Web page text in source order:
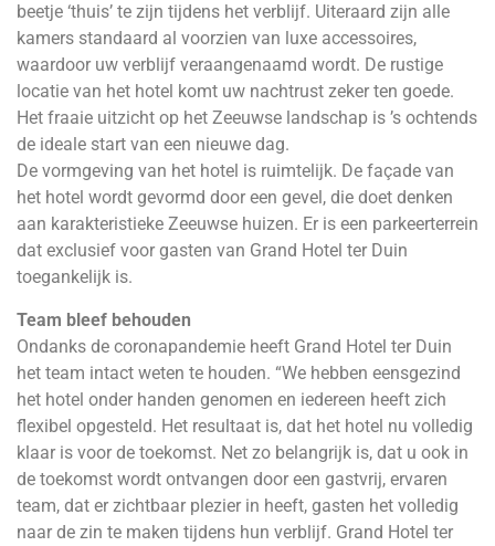
beetje ‘thuis’ te zijn tijdens het verblijf. Uiteraard zijn alle
kamers standaard al voorzien van luxe accessoires,
waardoor uw verblijf veraangenaamd wordt. De rustige
locatie van het hotel komt uw nachtrust zeker ten goede.
Het fraaie uitzicht op het Zeeuwse landschap is ’s ochtends
de ideale start van een nieuwe dag.
De vormgeving van het hotel is ruimtelijk. De façade van
het hotel wordt gevormd door een gevel, die doet denken
aan karakteristieke Zeeuwse huizen. Er is een parkeerterrein
dat exclusief voor gasten van Grand Hotel ter Duin
toegankelijk is.
Team bleef behouden
Ondanks de coronapandemie heeft Grand Hotel ter Duin
het team intact weten te houden. “We hebben eensgezind
het hotel onder handen genomen en iedereen heeft zich
flexibel opgesteld. Het resultaat is, dat het hotel nu volledig
klaar is voor de toekomst. Net zo belangrijk is, dat u ook in
de toekomst wordt ontvangen door een gastvrij, ervaren
team, dat er zichtbaar plezier in heeft, gasten het volledig
naar de zin te maken tijdens hun verblijf. Grand Hotel ter